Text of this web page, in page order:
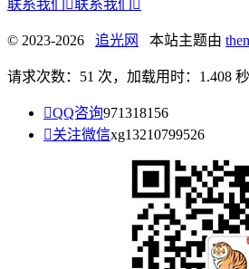
联系我们 联系我们 
© 2023-2026 追光网 本站主题由
请求次数：51 次，加载用时：1.408
QQ咨询971318156
关注微信xg13210799526